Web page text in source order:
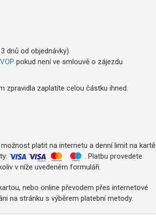
dnů od objednávky)
VOP pokud není ve smlouvě o zájezdu
zpravidla zaplatíte celou částku ihned.
platit na internetu a denní limit na kartě
. Platbu provedete
v níže uvedeném formuláři.
nebo online převodem přes internetové
na stránku s výběrem platební metody.